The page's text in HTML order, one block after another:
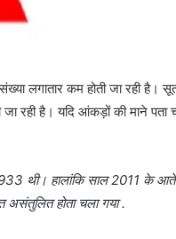
कम होती जा रही है। सूत्रों
जा रही है। यदि आंकड़ों की माने
थी। हालांकि साल 2011 के
असंतुलित होता चला गया .